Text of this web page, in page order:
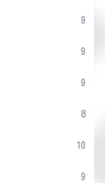
9
9
9
8
10
9